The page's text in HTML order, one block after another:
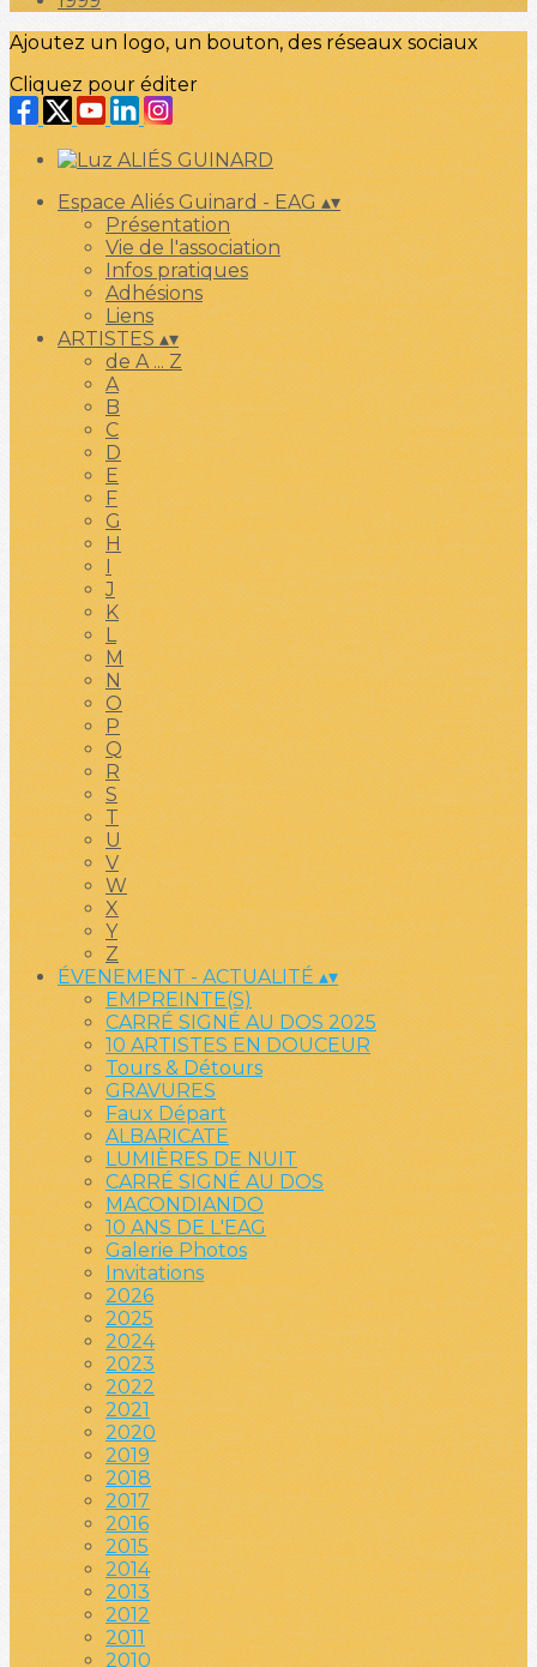
Ajoutez un logo, un bouton, des réseaux sociaux
Cliquez pour éditer
Espace Aliés Guinard - EAG▴▾
Présentation
Vie de l'association
Infos pratiques
Adhésions
Liens
ARTISTES▴▾
de A ... Z
A
B
C
D
E
F
G
H
I
J
K
L
M
N
O
P
Q
R
S
T
U
V
W
X
Y
Z
ÉVENEMENT - ACTUALITÉ▴▾
EMPREINTE(S)
CARRÉ SIGNÉ AU DOS 2025
10 ARTISTES EN DOUCEUR
Tours & Détours
GRAVURES
Faux Départ
ALBARICATE
LUMIÈRES DE NUIT
CARRÉ SIGNÉ AU DOS
MACONDIANDO
10 ANS DE L'EAG
Galerie Photos
Invitations
2026
2025
2024
2023
2022
2021
2020
2019
2018
2017
2016
2015
2014
2013
2012
2011
2010